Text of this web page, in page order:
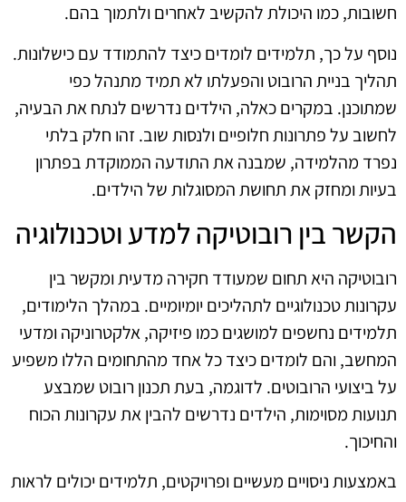
חשובות, כמו היכולת להקשיב לאחרים ולתמוך בהם.
נוסף על כך, תלמידים לומדים כיצד להתמודד עם כישלונות.
תהליך בניית הרובוט והפעלתו לא תמיד מתנהל כפי
שמתוכנן. במקרים כאלה, הילדים נדרשים לנתח את הבעיה,
לחשוב על פתרונות חלופיים ולנסות שוב. זהו חלק בלתי
נפרד מהלמידה, שמבנה את התודעה הממוקדת בפתרון
בעיות ומחזק את תחושת המסוגלות של הילדים.
הקשר בין רובוטיקה למדע וטכנולוגיה
רובוטיקה היא תחום שמעודד חקירה מדעית ומקשר בין
עקרונות טכנולוגיים לתהליכים יומיומיים. במהלך הלימודים,
תלמידים נחשפים למושגים כמו פיזיקה, אלקטרוניקה ומדעי
המחשב, והם לומדים כיצד כל אחד מהתחומים הללו משפיע
על ביצועי הרובוטים. לדוגמה, בעת תכנון רובוט שמבצע
תנועות מסוימות, הילדים נדרשים להבין את עקרונות הכוח
והחיכוך.
באמצעות ניסויים מעשיים ופרויקטים, תלמידים יכולים לראות